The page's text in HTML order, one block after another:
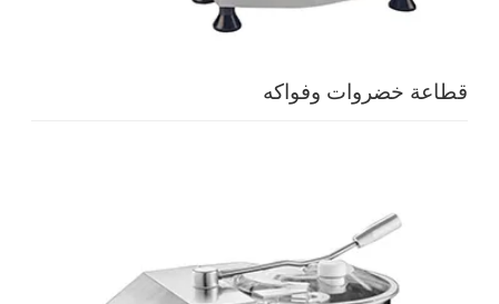
قطاعة خضروات وفواكه